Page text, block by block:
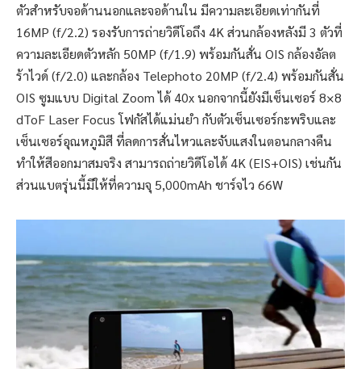
ตัวสำหรับจอด้านนอกและจอด้านใน มีความละเอียดเท่ากันที่
16MP (f/2.2) รองรับการถ่ายวิดีโอถึง 4K ส่วนกล้องหลังมี 3 ตัวที่
ความละเอียดตัวหลัก 50MP (f/1.9) พร้อมกันสั่น OIS กล้องอัลต
ร้าไวด์ (f/2.0) และกล้อง Telephoto 20MP (f/2.4) พร้อมกันสั่น
OIS ซูมแบบ Digital Zoom ได้ 40x นอกจากนี้ยังมีเซ็นเซอร์ 8×8
dToF Laser Focus โฟกัสได้แม่นยำ กับตัวเซ็นเซอร์กะพริบและ
เซ็นเซอร์อุณหภูมิสี ที่ลดการสั่นไหวและจับแสงในตอนกลางคืน
ทำให้สีออกมาสมจริง สามารถถ่ายวิดีโอได้ 4K (EIS+OIS) เช่นกัน
ส่วนแบตรุ่นนี้มีให้ที่ความจุ 5,000mAh ชาร์จไว 66W